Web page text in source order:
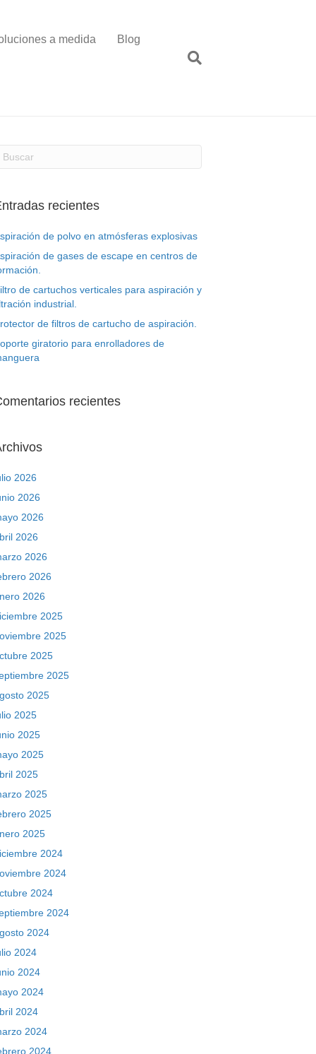
a medida Blog
recientes
de polvo en atmósferas explosivas
de gases de escape en centros de
de cartuchos verticales para aspiración y
industrial.
de filtros de cartucho de aspiración.
giratorio para enrolladores de
recientes
2026
2026
2026
2026
2026
2026
2026
2025
2025
2025
2025
2025
2025
2025
2025
2025
2025
2025
2025
2024
2024
2024
2024
2024
2024
2024
2024
2024
2024
2024